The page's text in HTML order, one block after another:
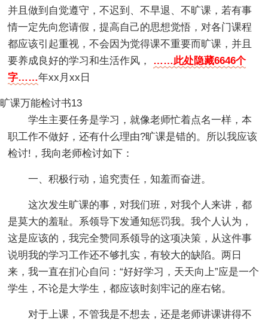
并且做到自觉遵守，不迟到、不早退、不旷课，若有事
情一定先向您请假，提高自己的思想觉悟，对各门课程
都应该引起重视，不会因为觉得课不重要而旷课，并且
要养成良好的学习和生活作风， ……此处隐藏6646个
字……年xx月xx日
旷课万能检讨书13
学生主要任务是学习，就像老师忙着点名一样，本
职工作不做好，还有什么理由?旷课是错的。所以我应该
检讨!，我向老师检讨如下：
一、积极行动，追究责任，知羞而奋进。
这次发生旷课的事，对我们班，对我个人来讲，都
是莫大的羞耻。系领导下发通知惩罚我。我个人认为，
这是应该的，我完全赞同系领导的这项决策，从这件事
说明我的学习工作还不够扎实，有较大的缺陷。两日
来，我一直在扪心自问：“好好学习，天天向上”应是一个
学生，不论是大学生，都应该时刻牢记的座右铭。
对于上课，不管我是不想去，还是老师讲课讲得不